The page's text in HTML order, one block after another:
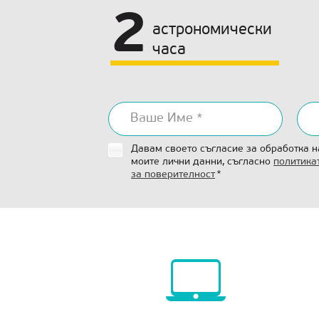
2
астрономически
часа
Давам своето съгласие за обработка
моите лични данни, съгласно
за поверителност *